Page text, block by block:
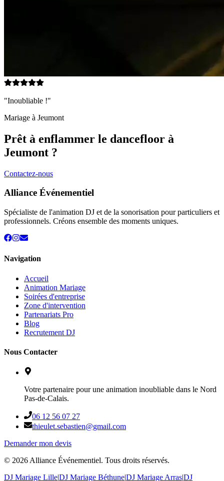
"Inoubliable !"
Mariage à Jeumont
Prêt à enflammer le dancefloor à
Jeumont ?
Contactez-nous
Alliance Événementiel
Spécialiste de l'animation DJ et de la sonorisation pour particuliers et
professionnels. Créons ensemble des moments uniques.
Navigation
Accueil
Animation Mariage
Soirées d'entreprise
Zone d'intervention
Partenariats Pro
Blog
Recrutement DJ
Nous Contacter
Votre partenaire pour une animation inoubliable dans le Nord
Pas-de-Calais.
06 12 56 07 27
thieulet.sebastien@gmail.com
Demander mon devis
© 2026 Alliance Événementiel. Tous droits réservés.
DJ Mariage Lille|DJ Mariage Béthune|DJ Mariage Arras|DJ